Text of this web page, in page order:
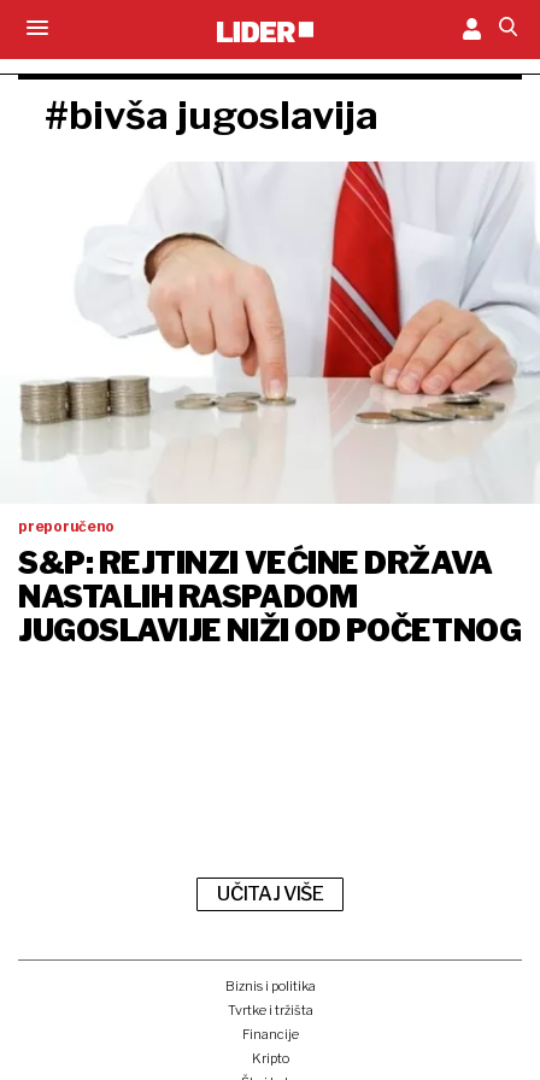
#bivša jugoslavija
preporučeno
S&P: REJTINZI VEĆINE DRŽAVA
NASTALIH RASPADOM
JUGOSLAVIJE NIŽI OD POČETNOG
UČITAJ VIŠE
Biznis i politika
Tvrtke i tržišta
Financije
Kripto